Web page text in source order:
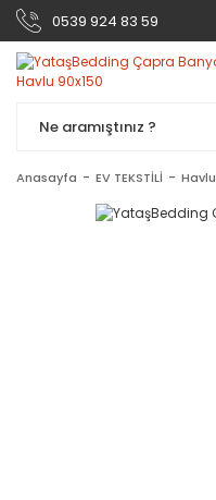
0539 924 83 59
Anasayfa EV TEKSTİLİ Havlu